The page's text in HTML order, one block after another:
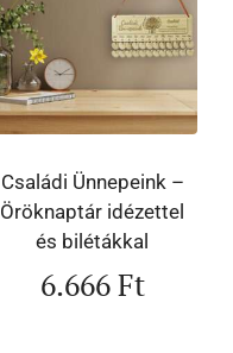
Családi Ünnepeink –
Öröknaptár idézettel
és bilétákkal
6.666Ft